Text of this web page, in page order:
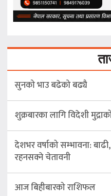
सुनको भाउ बढेको बढ्यै
शुक्रबारका लागि विदेशी
देशभर वर्षाको सम्भावना:
रहनसक्ने चेतावनी
आज बिहीबारको राशिफल